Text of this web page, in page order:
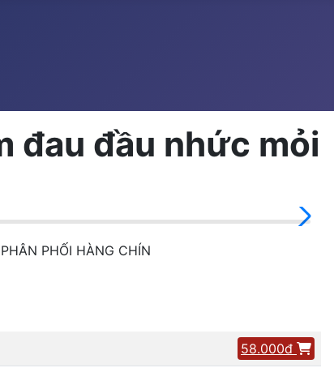
đau đầu nhức mỏi
PHỐI HÀNG CHÍN
58.000đ